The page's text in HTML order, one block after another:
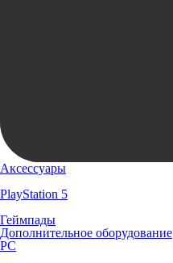
Аксессуары
PlayStation 5
Геймпады
Дополнительное оборудование
PC